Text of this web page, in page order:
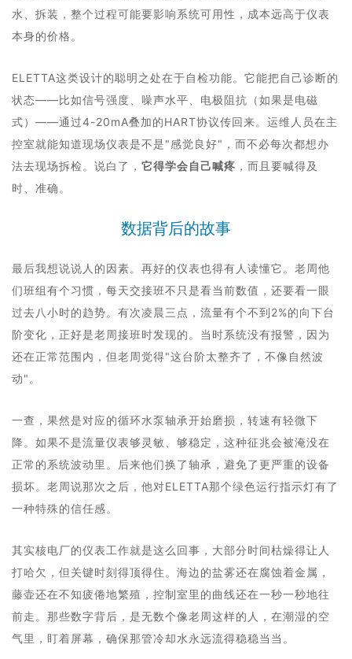
水、拆装，整个过程可能要影响系统可用性，成本远高于仪表
本身的价格。
ELETTA这类设计的聪明之处在于自检功能。它能把自己诊断的
状态——比如信号强度、噪声水平、电极阻抗（如果是电磁
式）——通过4-20mA叠加的HART协议传回来。运维人员在主
控室就能知道现场仪表是不是"感觉良好"，而不必每次都想办
法去现场拆检。说白了， 它得学会自己喊疼 ，而且要喊得及
时、准确。
数据背后的故事
最后我想说说人的因素。再好的仪表也得有人读懂它。老周他
们班组有个习惯，每天交接班不只是看当前数值，还要看一眼
过去八小时的趋势。有次凌晨三点，流量有个不到2%的向下台
阶变化，正好是老周接班时发现的。当时系统没有报警，因为
还在正常范围内，但老周觉得"这台阶太整齐了，不像自然波
动"。
一查，果然是对应的循环水泵轴承开始磨损，转速有轻微下
降。如果不是流量仪表够灵敏、够稳定，这种征兆会被淹没在
正常的系统波动里。后来他们换了轴承，避免了更严重的设备
损坏。老周说那次之后，他对ELETTA那个绿色运行指示灯有了
一种特殊的信任感。
其实核电厂的仪表工作就是这么回事，大部分时间枯燥得让人
打哈欠，但关键时刻得顶得住。海边的盐雾还在腐蚀着金属，
藤壶还在不知疲倦地繁殖，控制室里的曲线还在一秒一秒地往
前走。那些数字背后，是无数个像老周这样的人，在潮湿的空
气里，盯着屏幕，确保那管冷却水永远流得稳稳当当。